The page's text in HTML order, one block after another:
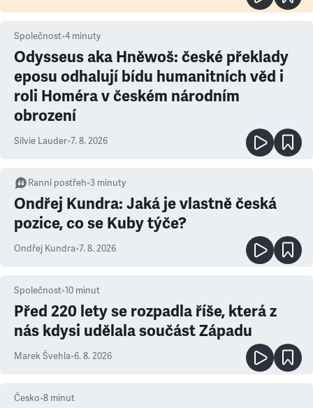
Společnost•4 minuty
Odysseus aka Hněwoš: české překlady
eposu odhalují bídu humanitních věd i
roli Homéra v českém národním
obrození
Silvie Lauder•7. 8. 2026
Ranní postřeh•3 minuty
Ondřej Kundra: Jaká je vlastně česká
pozice, co se Kuby týče?
Ondřej Kundra•7. 8. 2026
Společnost•10 minut
Před 220 lety se rozpadla říše, která z
nás kdysi udělala součást Západu
Marek Švehla•6. 8. 2026
Česko•8 minut